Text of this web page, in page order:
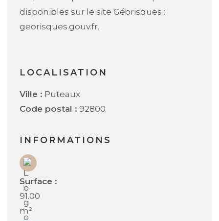
disponibles sur le site Géorisques :
georisques.gouv.fr.
LOCALISATION
Ville : Puteaux
Code postal : 92800
INFORMATIONS
Surface :
91.00
m²